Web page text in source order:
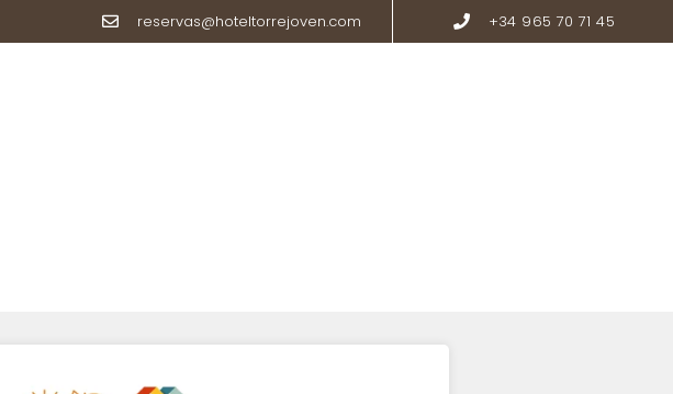
reservas@hoteltorrejoven.com +34 965 70 71 45